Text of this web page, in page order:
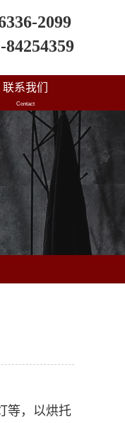
2099
84254359
联系我们
Contact
等，以烘托